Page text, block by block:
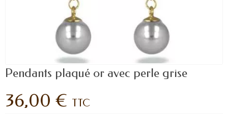
Pendants plaqué or avec perle grise
36,00 € TTC